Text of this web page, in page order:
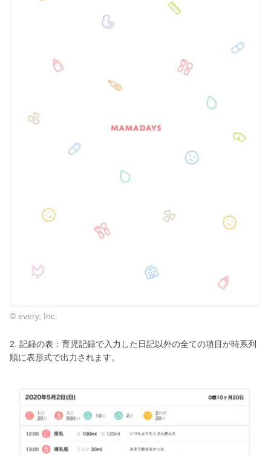
© every, Inc.
2. 記録の表：育児記録で入力した日記以外の全ての項目が時系列
順に表形式で出力されます。